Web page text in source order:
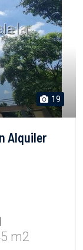
19
Alquiler
m2